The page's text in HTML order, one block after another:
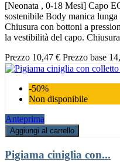
[Neonata , 0-18 Mesi] Capo
sostenibile Body manica
Chiusura con bottoni a
la vestibilità del capo.
Prezzo 10,47 € Prezzo base
-50%
Non disponibile
Anteprima
Aggiungi al carrello
Pigiama ciniglia con...